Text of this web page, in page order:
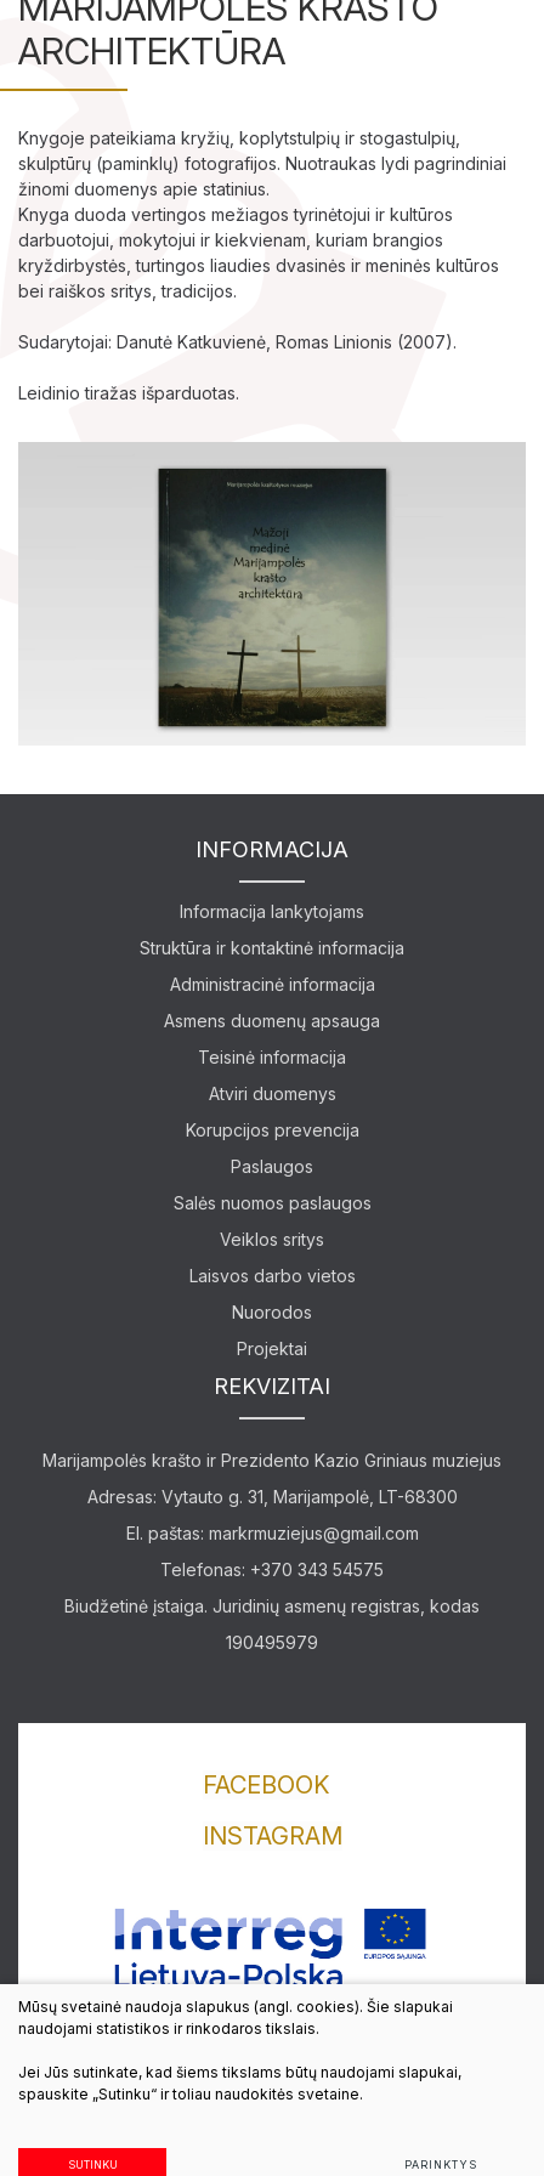
Apie mus
Ekspozicijos
Edukaciniai užsiėmimai
Lankytojams
Apie mus
Lankytojams
Ekspozicijos
Straipsniai
ARCHITEKTŪRA
Knygoje pateikiama kryžių, koplytstulpių ir stogastulpių,
skulptūrų (paminklų) fotografijos. Nuotraukas lydi pagrindiniai
žinomi duomenys apie statinius.
Knyga duoda vertingos mežiagos tyrinėtojui ir kultūros
darbuotojui, mokytojui ir kiekvienam, kuriam brangios
kryždirbystės, turtingos liaudies dvasinės ir meninės kultūros
bei raiškos sritys, tradicijos.
Sudarytojai: Danutė Katkuvienė, Romas Linionis (2007).
Leidinio tiražas išparduotas.
INFORMACIJA
Informacija lankytojams
Struktūra ir kontaktinė informacija
Administracinė informacija
Asmens duomenų apsauga
Teisinė informacija
Atviri duomenys
Korupcijos prevencija
Paslaugos
Salės nuomos paslaugos
Veiklos sritys
Laisvos darbo vietos
Nuorodos
Projektai
REKVIZITAI
Marijampolės krašto ir Prezidento Kazio Griniaus muziejus
Adresas: Vytauto g. 31, Marijampolė, LT-68300
El. paštas: markrmuziejus@gmail.com
Telefonas: +370 343 54575
Biudžetinė įstaiga. Juridinių asmenų registras, kodas
190495979
FACEBOOK
INSTAGRAM
© 2022 Visos teisės saugomos
Mūsų svetainė naudoja slapukus (angl. cookies). Šie slapukai
naudojami statistikos ir rinkodaros tikslais.
Jei Jūs sutinkate, kad šiems tikslams būtų naudojami slapukai,
spauskite „Sutinku“ ir toliau naudokitės svetaine.
SUTINKU PARINKTYS